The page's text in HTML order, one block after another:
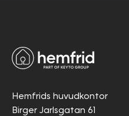
Hemfrids huvudkontor
Birger Jarlsgatan 61